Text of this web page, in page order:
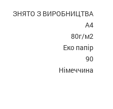
ЗНЯТО З ВИРОБНИЦТВА
А4
80г/м2
Еко папір
90
Німеччина